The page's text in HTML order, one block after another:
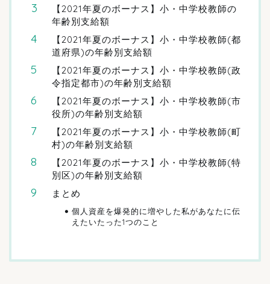
【2021年夏のボーナス】小・中学校教師の
年齢別支給額
【2021年夏のボーナス】小・中学校教師(都
道府県)の年齢別支給額
【2021年夏のボーナス】小・中学校教師(政
令指定都市)の年齢別支給額
【2021年夏のボーナス】小・中学校教師(市
役所)の年齢別支給額
【2021年夏のボーナス】小・中学校教師(町
村)の年齢別支給額
【2021年夏のボーナス】小・中学校教師(特
別区)の年齢別支給額
まとめ
個人資産を爆発的に増やした私があなたに伝
えたいたった1つのこと